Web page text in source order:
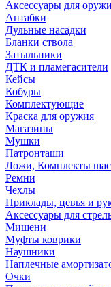
Аксессуары для
Антабки
Дульные насадки
Бланки ствола
Затыльники
ДТК и пламегасители
Кейсы
Кобуры
Комплектующие
Краска для оружия
Магазины
Мушки
Патронташи
Ложи, Комплекты
Ремни
Чехлы
Приклады, цевья и
Аксессуары для
Мишени
Муфты коврики
Наушники
Наплечные
Очки